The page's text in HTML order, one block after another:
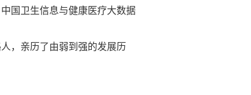
国卫生信息与健康医疗大数据
，亲历了由弱到强的发展历